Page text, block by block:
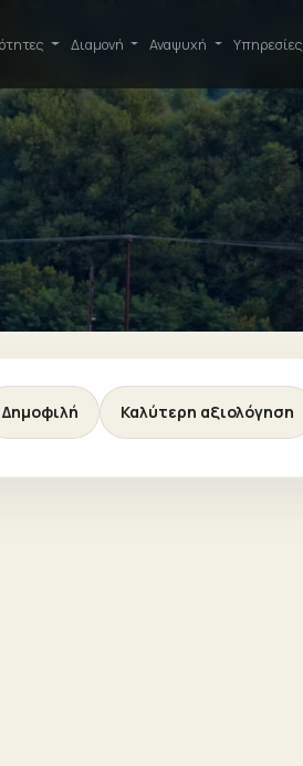
Διαμονή Αναψυχή Υπηρεσίες
Δημοφιλή Καλύτερη αξιολόγηση